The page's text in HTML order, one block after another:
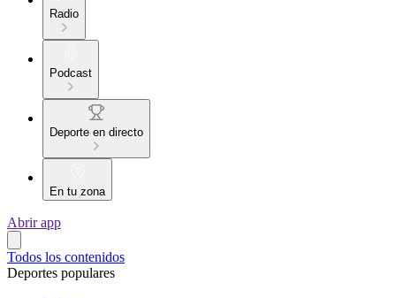
Radio
Podcast
Deporte en directo
En tu zona
Abrir app
Todos los contenidos
Deportes populares